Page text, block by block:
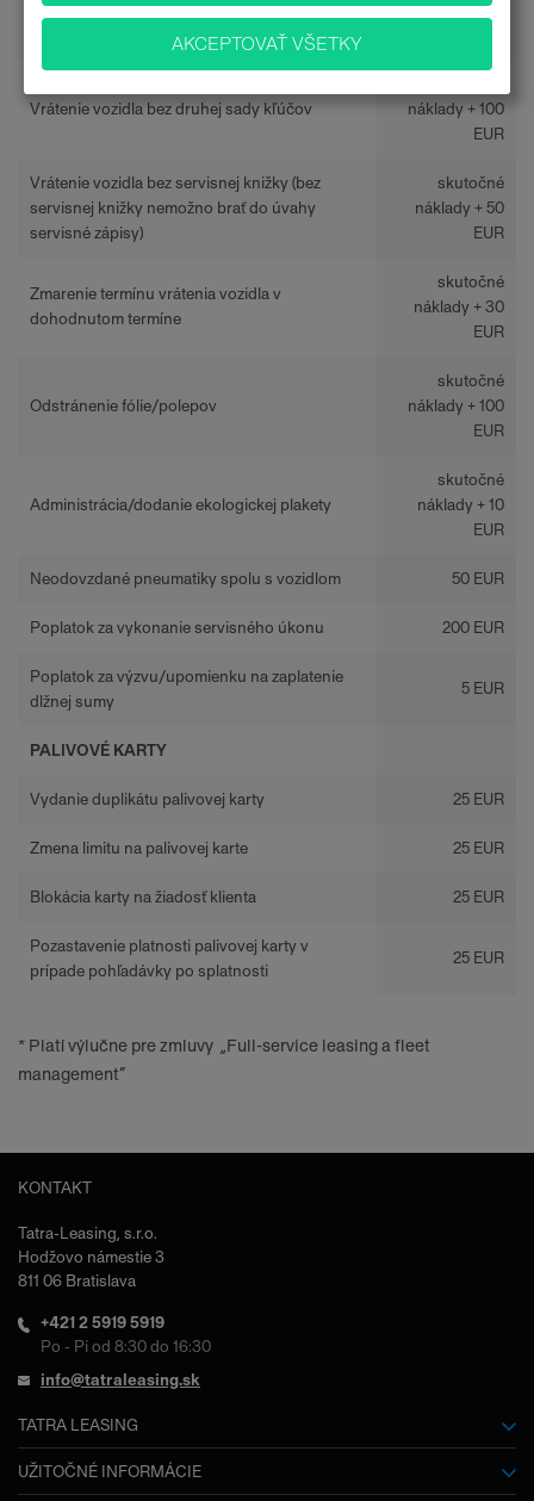
vozidla, vyzdvihnutie vozidla, preprava,zásah v
náklady + 100
Vrátenie vozidla bez druhej sady kľúčov
náklady + 100
EUR
Vrátenie vozidla bez servisnej knižky (bez
servisnej knižky nemožno brať do úvahy
servisné zápisy)
skutočné
náklady + 50
EUR
Zmarenie termínu vrátenia vozidla v
dohodnutom termíne
skutočné
náklady + 30
EUR
Odstránenie fólie/polepov
skutočné
náklady + 100
EUR
Administrácia/dodanie ekologickej plakety
skutočné
náklady + 10
EUR
Neodovzdané pneumatiky spolu s vozidlom 50 EUR
Poplatok za vykonanie servisného úkonu 200 EUR
Poplatok za výzvu/upomienku na zaplatenie
dlžnej sumy
5 EUR
PALIVOVÉ KARTY
Vydanie duplikátu palivovej karty 25 EUR
Zmena limitu na palivovej karte 25 EUR
Blokácia karty na žiadosť klienta 25 EUR
Pozastavenie platnosti palivovej karty v
prípade pohľadávky po splatnosti
25 EUR
* Platí výlučne pre zmluvy „Full-service leasing a fleet
management“
KONTAKT
Tatra-Leasing, s.r.o.
Hodžovo námestie 3
811 06 Bratislava
+421 2 5919 5919
Po - Pi od 8:30 do 16:30
info@tatraleasing.sk
TATRA LEASING
O nás
UŽITOČNÉ INFORMÁCIE